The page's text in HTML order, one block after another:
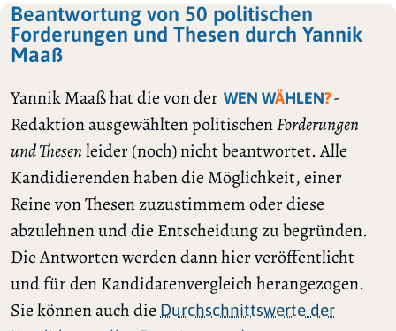
Beantwortung von 50 politischen
Forderungen und Thesen durch Yannik
Maaß
Yannik Maaß hat die von der WEN WÄHLEN?-
Redaktion ausgewählten politischenForderungen
und Thesenleider (noch) nicht beantwortet. Alle
Kandidierenden haben die Möglichkeit, einer
Reine von Thesen zuzustimmem oder diese
abzulehnen und die Entscheidung zu begründen.
Die Antworten werden dann hier veröffentlicht
und für den Kandidatenvergleich herangezogen.
Sie können auch die Durchschnittswerte der